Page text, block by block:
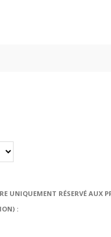
UNIQUEMENT RÉSERVÉ AUX
: